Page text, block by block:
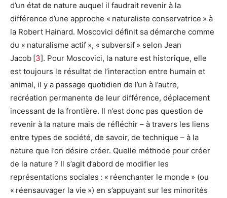
d’un état de nature auquel il faudrait revenir à la
différence d’une approche « naturaliste conservatrice » à
la Robert Hainard. Moscovici définit sa démarche comme
du « naturalisme actif », « subversif » selon Jean
Jacob [3]. Pour Moscovici, la nature est historique, elle
est toujours le résultat de l’interaction entre humain et
animal, il y a passage quotidien de l’un à l’autre,
recréation permanente de leur différence, déplacement
incessant de la frontière. Il n’est donc pas question de
revenir à la nature mais de réfléchir – à travers les liens
entre types de société, de savoir, de technique – à la
nature que l’on désire créer. Quelle méthode pour créer
de la nature ? Il s’agit d’abord de modifier les
représentations sociales : « réenchanter le monde » (ou
« réensauvager la vie ») en s’appuyant sur les minorités